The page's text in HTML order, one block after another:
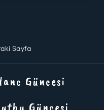
Sayfa
Güncesi
Güncesi